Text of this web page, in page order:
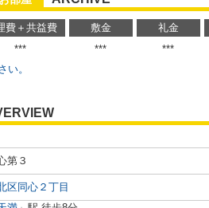
費＋共益費 敷金 礼金
*** *** ***
い。
第３
区同心２丁目